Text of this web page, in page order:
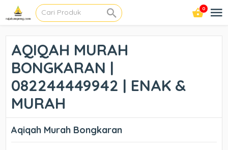
0
AQIQAH MURAH
BONGKARAN |
082244449942 | ENAK &
MURAH
Aqiqah Murah Bongkaran